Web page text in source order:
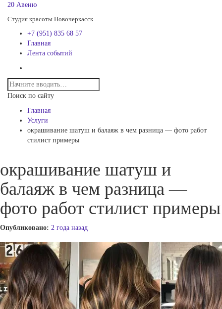
20 Авеню
Студия красоты Новочеркасск
+7 (951) 835 68 57
Главная
Лента событий
Поиск по сайту
Главная
Услуги
окрашивание шатуш и балаяж в чем разница — фото работ
стилист примеры
окрашивание шатуш и
балаяж в чем разница —
фото работ стилист примеры
Опубликовано: 2 года назад